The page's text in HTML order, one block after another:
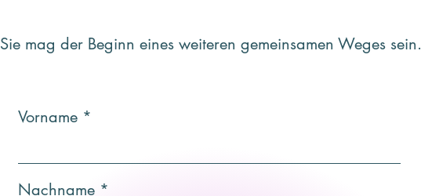
Sie mag der Beginn eines weiteren gemeinsamen Weges sein.
Vorname
Nachname